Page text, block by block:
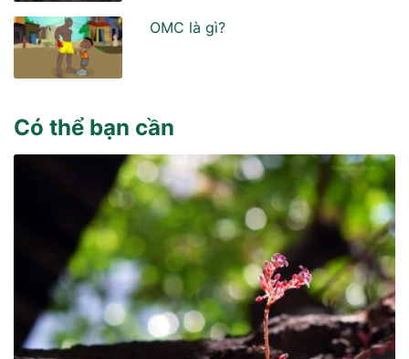
OMC là gì?
Có thể bạn cần